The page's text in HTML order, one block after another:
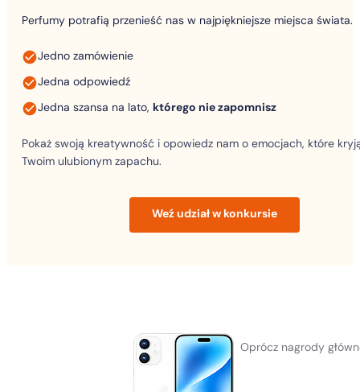
Perfumy potrafią przenieść nas w najpiękniejsze miejsca świata.
Jedno zamówienie
Jedna odpowiedź
Jedna szansa na lato, którego nie zapomnisz
Pokaż swoją kreatywność i opowiedz nam o emocjach, które
Twoim ulubionym zapachu.
Weź udział w konkursie
Oprócz nagrody